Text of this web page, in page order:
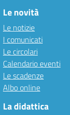
Le novità
Le notizie
I comunicati
Le circolari
Calendario eventi
Le scadenze
Albo online
La didattica